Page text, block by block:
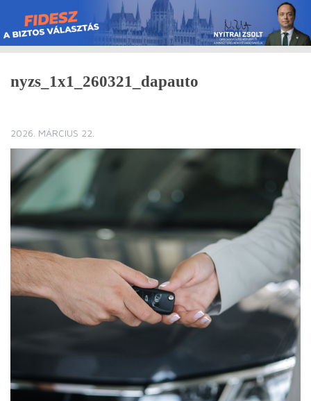
Skip
to
content
nyzs_1x1_260321_dapauto
2026. MÁRCIUS 22.